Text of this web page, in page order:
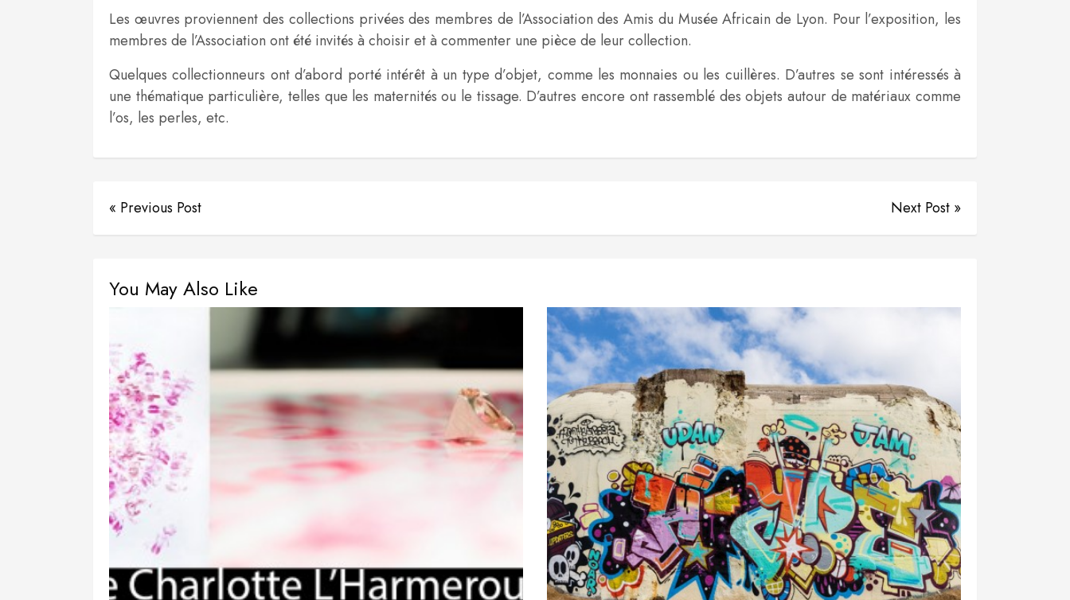
Les œuvres proviennent des collections privées des membres de l’Association des Amis du Musée Africain de Lyon. Pour l’exposition, les
membres de l’Association ont été invités à choisir et à commenter une pièce de leur collection.
Quelques collectionneurs ont d’abord porté intérêt à un type d’objet, comme les monnaies ou les cuillères. D’autres se sont intéressés à
une thématique particulière, telles que les maternités ou le tissage. D’autres encore ont rassemblé des objets autour de matériaux comme
l’os, les perles, etc.
« Previous Post Next Post »
You May Also Like